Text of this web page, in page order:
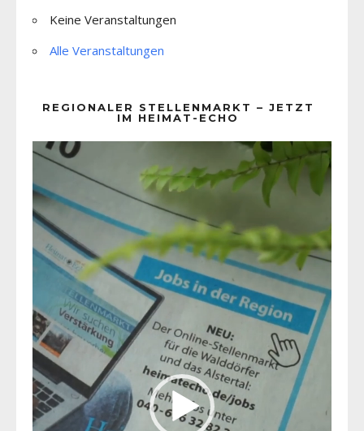
Keine Veranstaltungen
Alle Veranstaltungen
REGIONALER STELLENMARKT – JETZT
IM HEIMAT-ECHO
Player